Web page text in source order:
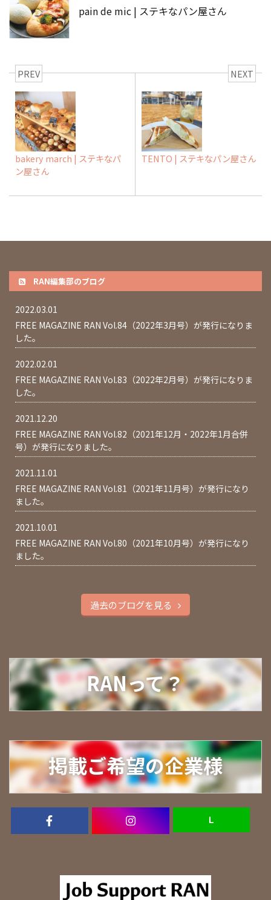
pain de mic | ステキなパン屋さん
PREV
bakery march | ステキなパ
ン屋さん
NEXT
TENTO | ステキなパン屋さん
RAN編集部のブログ
2022.03.01
FREE MAGAZINE RAN Vol.84（2022年3月号）が発行になりま
した。
2022.02.01
FREE MAGAZINE RAN Vol.83（2022年2月号）が発行になりま
した。
2021.12.20
FREE MAGAZINE RAN Vol.82（2021年12月・2022年1月合併
号）が発行になりました。
2021.11.01
FREE MAGAZINE RAN Vol.81（2021年11月号）が発行になり
ました。
2021.10.01
FREE MAGAZINE RAN Vol.80（2021年10月号）が発行になり
ました。
過去のブログを見る
RANって？
掲載ご希望の企業様
Ｌ